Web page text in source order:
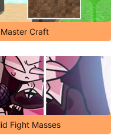
Master Craft
Fight Masses